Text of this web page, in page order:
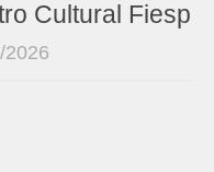
Cultural Fiesp
2026